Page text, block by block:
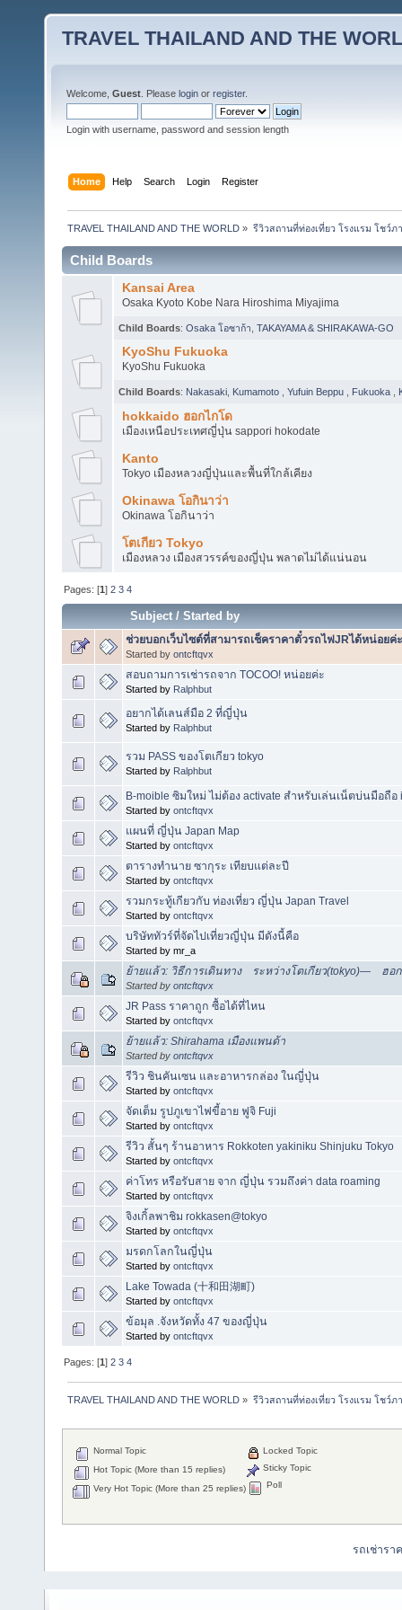
TRAVEL THAILAND AND THE
Welcome, Guest . Please login or register.
Login with username, password and session length
Home Help Search Login Register
TRAVEL THAILAND AND THE WORLD » รีวิวสถานที่ท่องเที่ยว โรงแรม โชว์ภ
Child Boards
Kansai Area
Osaka Kyoto Kobe Nara Hiroshima Miyajima
Child Boards: Osaka โอซาก้า TAKAYAMA & SHIRAKAWA-GO
KyoShu Fukuoka
KyoShu Fukuoka
Child Boards: Nakasaki Kumamoto Yufuin Beppu Fukuoka
hokkaido ฮอกไกโด
เมืองเหนือประเทศญี่ปุ่น sappori hokodate
Kanto
Tokyo เมืองหลวงญี่ปุ่นและพื้นที่ใกล้เคียง
Okinawa โอกินาว่า
Okinawa โอกินาว่า
โตเกียว Tokyo
เมืองหลวง เมืองสวรรค์ของญี่ปุ่น พลาดไม่ได้แน่นอน
Pages: [1]2 3 4
Subject/Started by
ช่วยบอกเว็บไซต์ที่สามารถเช็คราคาตั๋วรถไฟJRได้หน่อยค่ะ
Started by ontcftqvx
สอบถามการเช่ารถจาก TOCOO! หน่อยค่ะ
Started by Ralphbut
อยากได้เลนส์มือ 2 ที่ญี่ปุ่น
Started by Ralphbut
รวม PASS ของโตเกียว tokyo
Started by Ralphbut
B-moible ซิมใหม่ ไม่ต้อง activate สำหรับเล่นเน็ตบ่นมือถื
Started by ontcftqvx
แผนที่ ญี่ปุ่น Japan Map
Started by ontcftqvx
ตารางทำนาย ซากุระ เทียบแต่ละปี
Started by ontcftqvx
รวมกระทู้เกียวกับ ท่องเที่ยว ญี่ปุ่น Japan Travel
Started by ontcftqvx
บริษัททัวร์ที่จัดไปเที่ยวญี่ปุ่น มีดังนี้คือ
Started by mr_a
ย้ายแล้ว: วิธีการเดินทาง ระหว่างโตเกียว(tokyo)― ฮอก
Started by ontcftqvx
JR Pass ราคาถูก ซื้อได้ที่ไหน
Started by ontcftqvx
ย้ายแล้ว: Shirahama เมืองแพนด้า
Started by ontcftqvx
รีวิว ชินคันเซน และอาหารกล่อง ในญี่ปุ่น
Started by ontcftqvx
จัดเต็ม รูปภูเขาไฟขี้อาย ฟูจิ Fuji
Started by ontcftqvx
รีวิว สั้นๆ ร้านอาหาร Rokkoten yakiniku Shinjuku Tokyo
Started by ontcftqvx
ค่าโทร หรือรับสาย จาก ญี่ปุ่น รวมถึงค่า data roaming
Started by ontcftqvx
จิงเกิ้ลพาชิม rokkasen@tokyo
Started by ontcftqvx
มรดกโลกในญี่ปุ่น
Started by ontcftqvx
Lake Towada (十和田湖町)
Started by ontcftqvx
ข้อมุล .จังหวัดทั้ง 47 ของญี่ปุ่น
Started by ontcftqvx
Pages: [1]2 3 4
TRAVEL THAILAND AND THE WORLD » รีวิวสถานที่ท่องเที่ยว โรงแรม โชว์ภ
Normal Topic
Hot Topic (More than 15 replies)
Very Hot Topic (More than 25 replies)
Locked Topic
Sticky Topic
Poll
รถเช่าร